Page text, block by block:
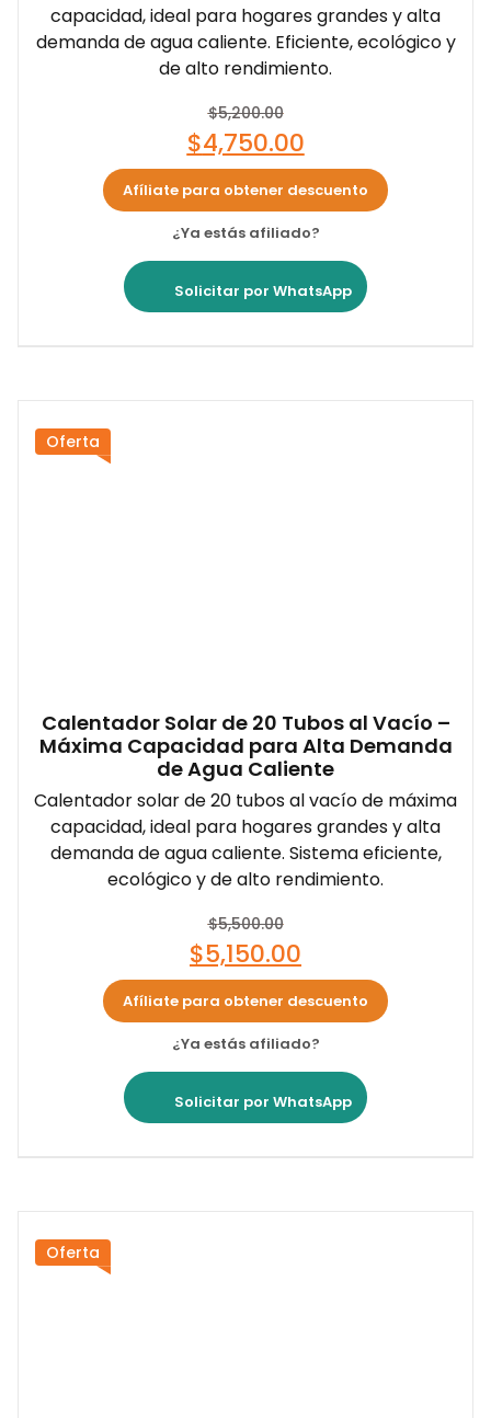
capacidad, ideal para hogares grandes y alta
demanda de agua caliente. Eficiente, ecológico y
de alto rendimiento.
$5,200.00
$4,750.00
Afíliate para obtener descuento
¿Ya estás afiliado?
Solicitar por WhatsApp
Oferta
Calentador Solar de 20 Tubos al Vacío –
Máxima Capacidad para Alta Demanda
de Agua Caliente
Calentador solar de 20 tubos al vacío de máxima
capacidad, ideal para hogares grandes y alta
demanda de agua caliente. Sistema eficiente,
ecológico y de alto rendimiento.
$5,500.00
$5,150.00
Afíliate para obtener descuento
¿Ya estás afiliado?
Solicitar por WhatsApp
Oferta